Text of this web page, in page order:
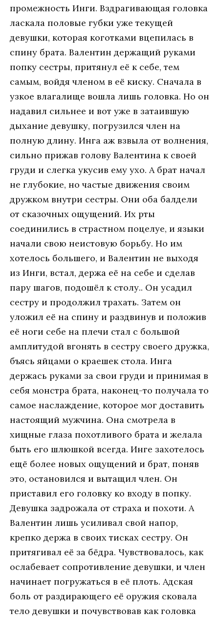
промежность Инги. Вздрагивающая головка
ласкала половые губки уже текущей
девушки, которая коготками вцепилась в
спину брата. Валентин держащий руками
попку сестры, притянул её к себе, тем
самым, войдя членом в её киску. Сначала в
узкое влагалище вошла лишь головка. Но он
надавил сильнее и вот уже в затаившую
дыхание девушку, погрузился член на
полную длину. Инга аж взвыла от волнения,
сильно прижав голову Валентина к своей
груди и слегка укусив ему ухо. А брат начал
не глубокие, но частые движения своим
дружком внутри сестры. Они оба балдели
от сказочных ощущений. Их рты
соединились в страстном поцелуе, и языки
начали свою неистовую борьбу. Но им
хотелось большего, и Валентин не выходя
из Инги, встал, держа её на себе и сделав
пару шагов, подошёл к столу.. Он усадил
сестру и продолжил трахать. Затем он
уложил её на спину и раздвинув и положив
её ноги себе на плечи стал с большой
амплитудой вгонять в сестру своего дружка,
бъясь яйцами о краешек стола. Инга
держась руками за свои груди и принимая в
себя монстра брата, наконец-то получала то
самое наслаждение, которое мог доставить
настоящий мужчина. Она смотрела в
хищные глаза похотливого брата и желала
быть его шлюшкой всегда. Инге захотелось
ещё более новых ощущений и брат, поняв
это, остановился и вытащил член. Он
приставил его головку ко входу в попку.
Девушка задрожала от страха и похоти. А
Валентин лишь усиливал свой напор,
крепко держа в своих тисках сестру. Он
притягивал её за бёдра. Чувствовалось, как
ослабевает сопротивление девушки, и член
начинает погружаться в её плоть. Адская
боль от раздирающего её оружия сковала
тело девушки и почувствовав как головка